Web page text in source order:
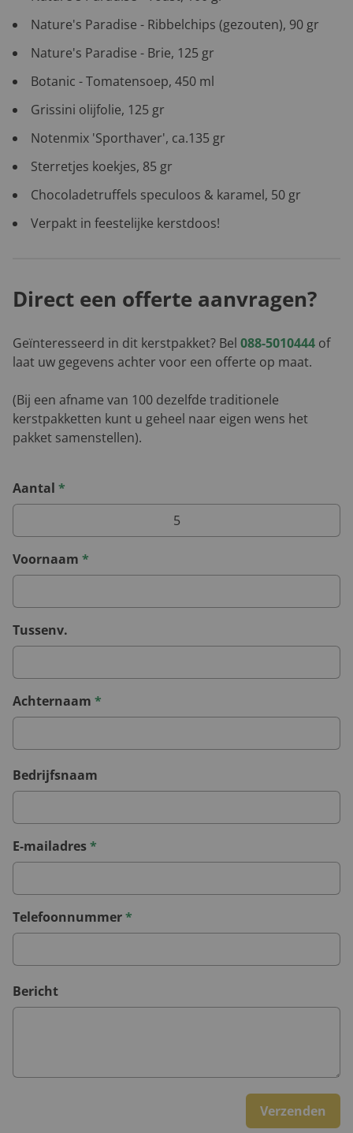
Nature's Paradise - Ribbelchips (gezouten), 90 gr
Nature's Paradise - Brie, 125 gr
Botanic - Tomatensoep, 450 ml
Grissini olijfolie, 125 gr
Notenmix 'Sporthaver', ca.135 gr
Sterretjes koekjes, 85 gr
Chocoladetruffels speculoos & karamel, 50 gr
Verpakt in feestelijke kerstdoos!
Direct een offerte aanvragen?
Geïnteresseerd in dit kerstpakket? Bel 088-5010444 of
laat uw gegevens achter voor een offerte op maat.
(Bij een afname van 100 dezelfde traditionele
kerstpakketten kunt u geheel naar eigen wens het
pakket samenstellen).
Aantal *
Voornaam *
Tussenv.
Achternaam *
Bedrijfsnaam
E-mailadres*
Telefoonnummer*
Bericht
Verzenden